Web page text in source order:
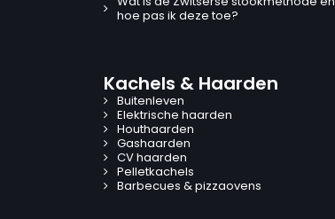
hoe pas ik deze toe?
Kachels & Haarden
Buitenleven
Elektrische haarden
Houthaarden
Gashaarden
CV haarden
Pelletkachels
Barbecues & pizzaovens